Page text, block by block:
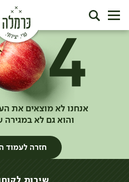
אנחנו לא מוצאים את
והוא גם לא
חזרה לעמוד